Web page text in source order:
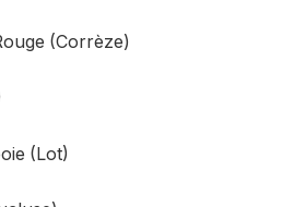
(Corrèze)
(Lot)